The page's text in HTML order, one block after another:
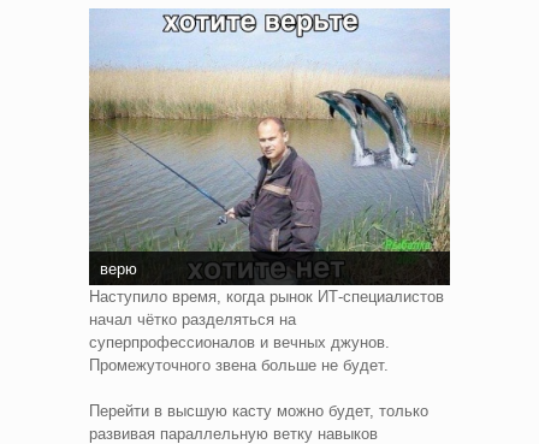
верю
Наступило время, когда рынок ИТ-специалистов
начал чётко разделяться на
суперпрофессионалов и вечных джунов.
Промежуточного звена больше не будет.
Перейти в высшую касту можно будет, только
развивая параллельную ветку навыков